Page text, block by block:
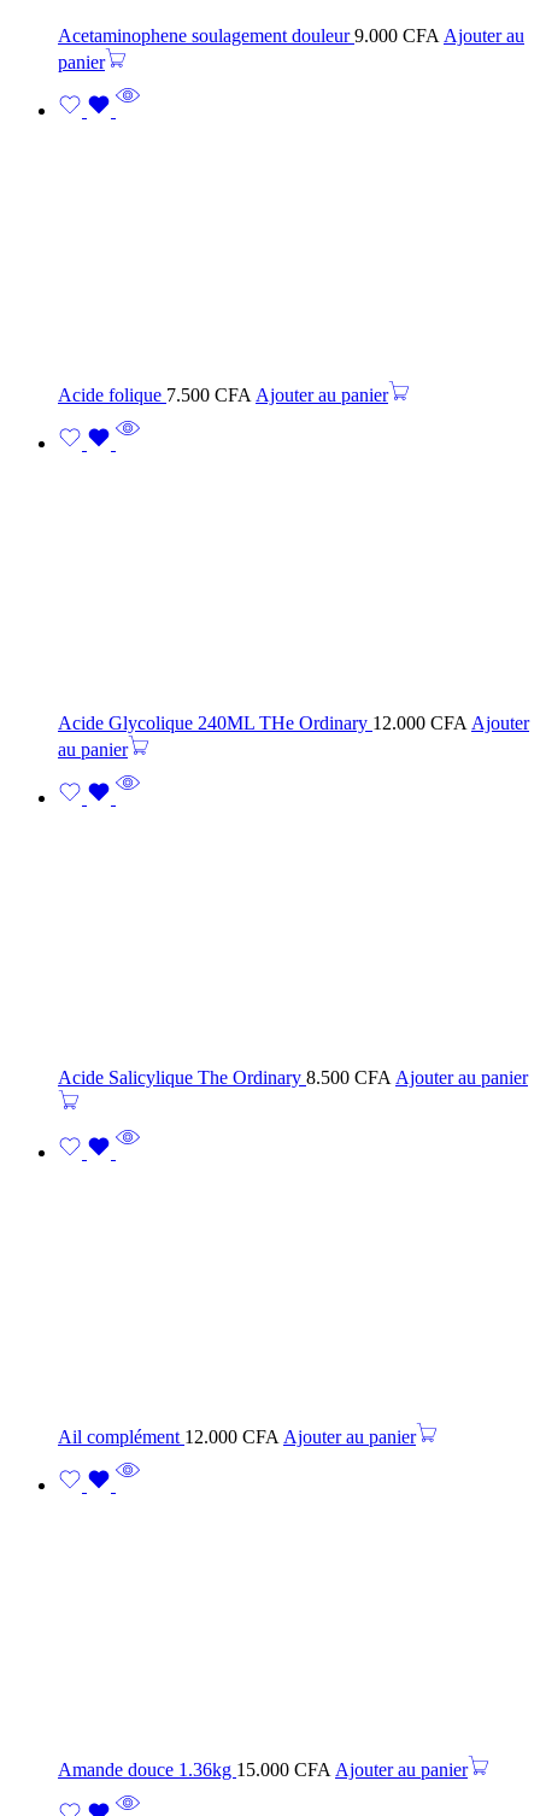
Acetaminophene soulagement douleur9.000 CFA Ajouter au
panier
Acide folique 7.500 CFA Ajouter au panier
Acide Glycolique 240ML THe Ordinary 12.000 CFA Ajouter
au panier
Acide Salicylique The Ordinary 8.500 CFA Ajouter au panier
Ail complément 12.000 CFA Ajouter au panier
Amande douce 1.36kg 15.000 CFA Ajouter au panier